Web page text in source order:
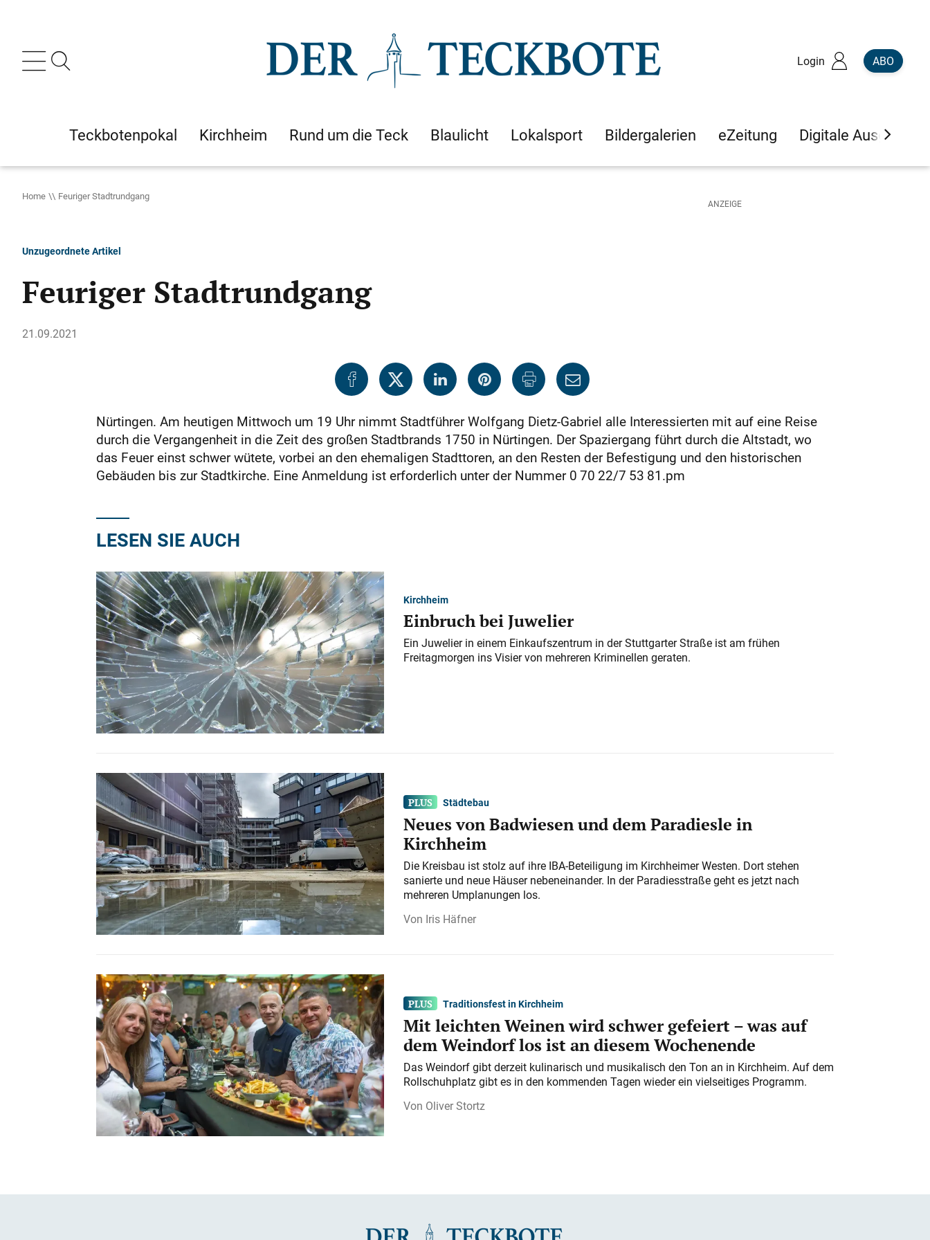
Login ABO
Teckbotenpokal Kirchheim Rund um die Teck Blaulicht Lokalsport Bildergalerien eZeitung Digitale Ausgaben
Home Feuriger Stadtrundgang
Unzugeordnete Artikel
Feuriger Stadtrundgang
21.09.2021
Nürtingen. Am heutigen Mittwoch um 19 Uhr nimmt Stadtführer Wolfgang Dietz-Gabriel alle Interessierten mit auf eine Reise
durch die Vergangenheit in die Zeit des großen Stadtbrands 1750 in Nürtingen. Der Spaziergang führt durch die Altstadt, wo
das Feuer einst schwer wütete, vorbei an den ehemaligen Stadttoren, an den Resten der Befestigung und den historischen
Gebäuden bis zur Stadtkirche. Eine Anmeldung ist erforderlich unter der Nummer 0 70 22/7 53 81.pm
LESEN SIE AUCH
Kirchheim
Einbruch bei Juwelier
Ein Juwelier in einem Einkaufszentrum in der Stuttgarter Straße ist am frühen
Freitagmorgen ins Visier von mehreren Kriminellen geraten.
Städtebau
Neues von Badwiesen und dem Paradiesle in
Kirchheim
Die Kreisbau ist stolz auf ihre IBA-Beteiligung im Kirchheimer Westen. Dort stehen
sanierte und neue Häuser nebeneinander. In der Paradiesstraße geht es jetzt nach
mehreren Umplanungen los.
Iris Häfner
Traditionsfest in Kirchheim
Mit leichten Weinen wird schwer gefeiert – was auf
dem Weindorf los ist an diesem Wochenende
Das Weindorf gibt derzeit kulinarisch und musikalisch den Ton an in Kirchheim. Auf dem
Rollschuhplatz gibt es in den kommenden Tagen wieder ein vielseitiges Programm.
Oliver Stortz